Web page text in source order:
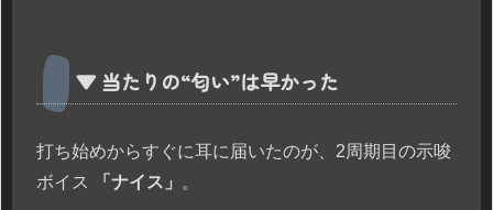
▼ 当たりの“匂い”は早かった
打ち始めからすぐに耳に届いたのが、2周期目の示唆
ボイス
「ナイス」 。